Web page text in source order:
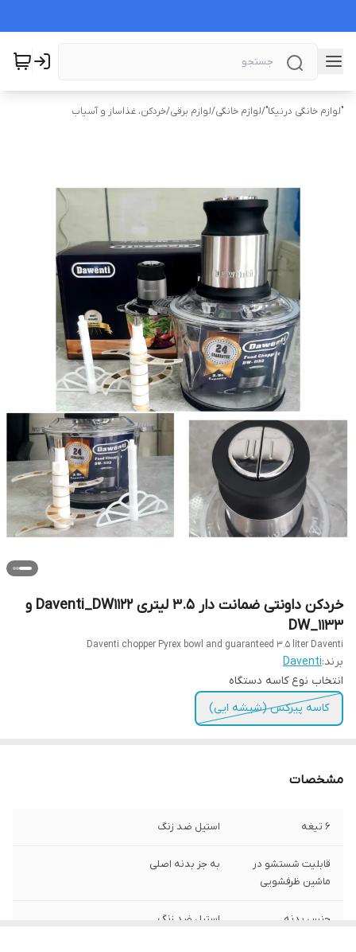
"لوازم خانگی درنیکا"/لوازم خانگی/لوازم برقی/خردکن، غذاساز و آسیاب
خردکن داونتی ضمانت دار ۳.۵ لیتری Daventi_DW1122 و
DW_1133
Daventi chopper Pyrex bowl and guaranteed 3.5 liter Daventi
برند:Daventi
انتخاب نوع کاسه دستگاه
کاسه پیرکس (شیشه ایی)
مشخصات
۶ تیغه استیل ضد زنگ
قابلیت شستشو در
ماشین ظرفشویی
به جز بدنه اصلی
جنس بدنه استیل ضد زنگ